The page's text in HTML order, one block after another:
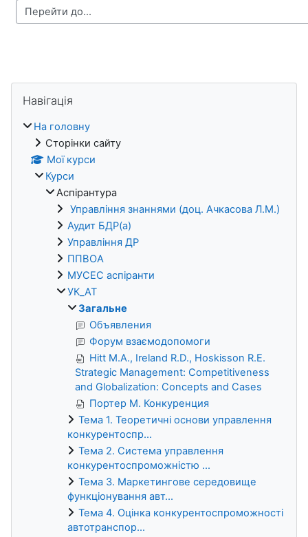
Навігація
На головну
Сторінки сайту
Мої курси
Курси
Аспірантура
Управління знаннями (доц. Ачкасова Л.М.)
Аудит БДР(а)
Управління ДР
ППВОА
МУСЕС аспіранти
УК_АТ
Загальне
Объявления
Форум взаємодопомоги
Hitt M.A., Ireland R.D., Hoskisson R.E.
Strategic Management: Competitiveness
and Globalization: Concepts and Cases
Портер М. Конкуренция
Тема 1. Теоретичні основи управлення
конкурентоспр...
Тема 2. Система управлення
конкурентоспроможністю ...
Тема 3. Маркетингове середовище
функціонування авт...
Тема 4. Оцінка конкурентоспроможності
автотранспор...